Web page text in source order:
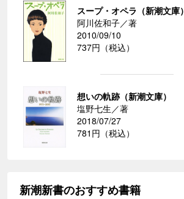
スープ・オペラ（新潮文庫）
阿川佐和子／著
2010/09/10
737円（税込）
想いの軌跡（新潮文庫）
塩野七生／著
2018/07/27
781円（税込）
新潮新書のおすすめ書籍